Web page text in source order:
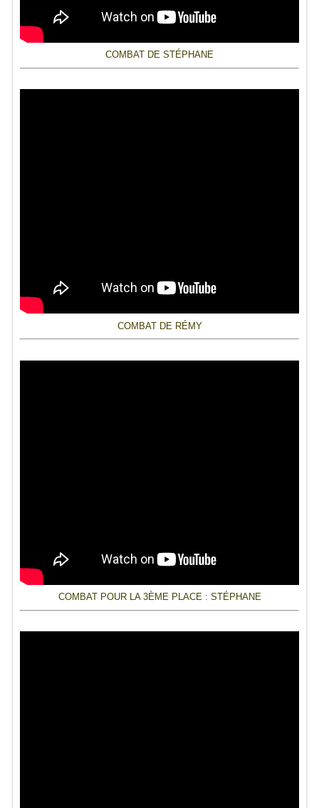
COMBAT DE STÉPHANE
COMBAT DE RÉMY
COMBAT POUR LA 3ÈME PLACE : STÉPHANE